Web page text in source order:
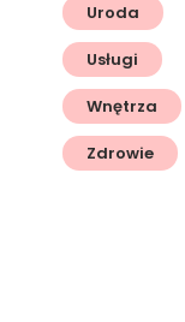
Uroda
Usługi
Wnętrza
Zdrowie